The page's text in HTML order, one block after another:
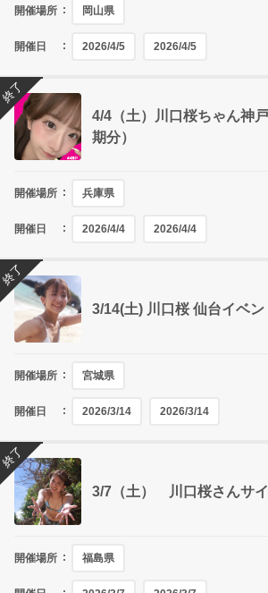
開催場所 岡山県
開催日 2026/4/5 2026/4/5
4/4（土）川口桜ちゃん神
期分）
開催場所 兵庫県
開催日 2026/4/4 2026/4/4
終了
3/14(土) 川口桜 仙台イベン
開催場所 宮城県
開催日 2026/3/14 2026/3/14
終了
3/7（土） 川口桜さんサ
開催場所 福島県
終了